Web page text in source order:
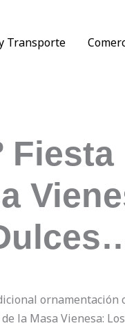
Transporte
Fiesta
ornamentación
la Masa Vienesa: